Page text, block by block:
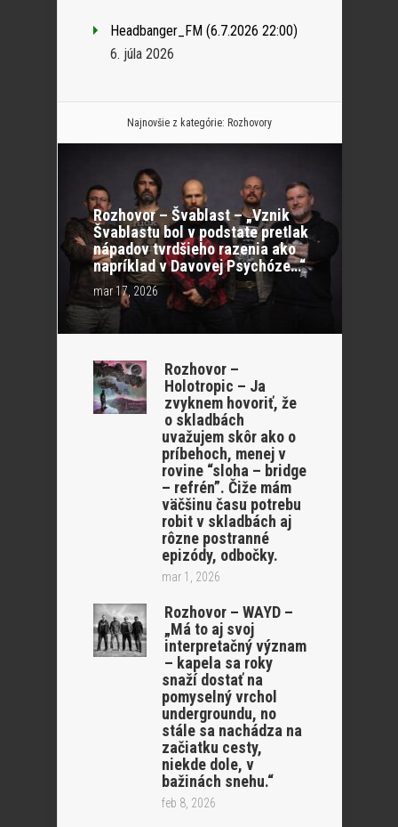
Headbanger_FM (6.7.2026 22:00)
6. júla 2026
Najnovšie z kategórie: Rozhovory
Rozhovor – Švablast – „Vznik
Švablastu bol v podstate pretlak
nápadov tvrdšieho razenia ako
napríklad v Davovej Psychóze…“
mar 17, 2026
Rozhovor –
Holotropic – Ja
zvyknem hovoriť, že
o skladbách
uvažujem skôr ako o
príbehoch, menej v
rovine “sloha – bridge
– refrén”. Čiže mám
väčšinu času potrebu
robit v skladbách aj
rôzne postranné
epizódy, odbočky.
mar 1, 2026
Rozhovor – WAYD –
„Má to aj svoj
interpretačný význam
– kapela sa roky
snaží dostať na
pomyselný vrchol
undergroundu, no
stále sa nachádza na
začiatku cesty,
niekde dole, v
bažinách snehu.“
feb 8, 2026